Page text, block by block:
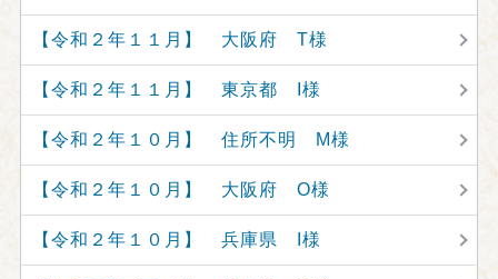
【令和２年１１月】 大阪府 T様
【令和２年１１月】 東京都 I様
【令和２年１０月】 住所不明 M様
【令和２年１０月】 大阪府 O様
【令和２年１０月】 兵庫県 I様